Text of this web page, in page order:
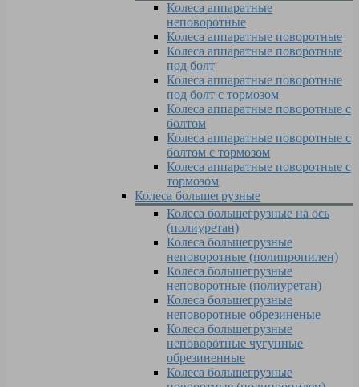
Колеса аппаратные
неповоротные
Колеса аппаратные поворотные
Колеса аппаратные поворотные
под болт
Колеса аппаратные поворотные
под болт с тормозом
Колеса аппаратные поворотные с
болтом
Колеса аппаратные поворотные с
болтом с тормозом
Колеса аппаратные поворотные с
тормозом
Колеса большегрузные
Колеса большегрузные на ось
(полиуретан)
Колеса большегрузные
неповоротные (полипропилен)
Колеса большегрузные
неповоротные (полиуретан)
Колеса большегрузные
неповоротные обрезиненые
Колеса большегрузные
неповоротные чугунные
обрезиненные
Колеса большегрузные